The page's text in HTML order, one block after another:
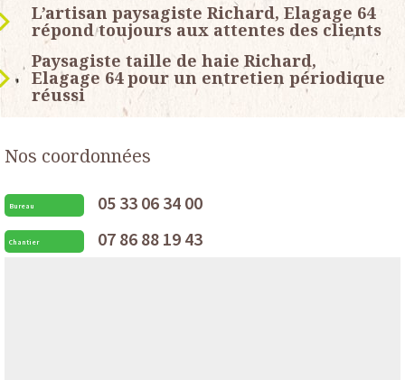
L’artisan paysagiste Richard, Elagage 64
répond toujours aux attentes des clients
Paysagiste taille de haie Richard,
Elagage 64 pour un entretien périodique
réussi
Nos coordonnées
Bureau 05 33 06 34 00
Chantier 07 86 88 19 43